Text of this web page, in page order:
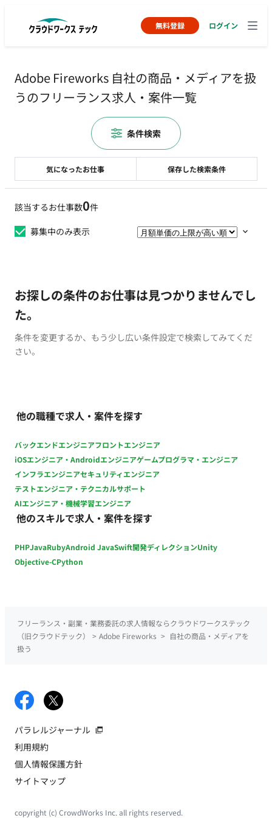
無料登録 ログイン
Adobe Fireworks 自社の商品・メディアを扱
うのフリーランス求人・案件一覧
該当するお仕事数0件
募集中のみ表示
お探しの条件のお仕事は見つかりませんでし
た。
条件を変更するか、もう少し広い条件設定で検索してみてくだ
さい。
他の職種で求人・案件を探す
バックエンドエンジニアフロントエンジニア
iOSエンジニア・Androidエンジニアゲームプログラマ・エンジニア
インフラエンジニアセキュリティエンジニア
テストエンジニア・テクニカルサポート
AIエンジニア・機械学習エンジニア
他のスキルで求人・案件を探す
PHPJavaRubyAndroid JavaSwift開発ディレクションUnity
Objective-CPython
気になったお仕事 保存した検索条件
条件検索
フリーランス・副業・業務委託の求人情報ならクラウドワークステック
（旧クラウドテック）
> Adobe Fireworks > 自社の商品・メディアを
扱う
パラレルジャーナル
利用規約
個人情報保護方針
サイトマップ
copyright (c) CrowdWorks Inc. all rights reserved.